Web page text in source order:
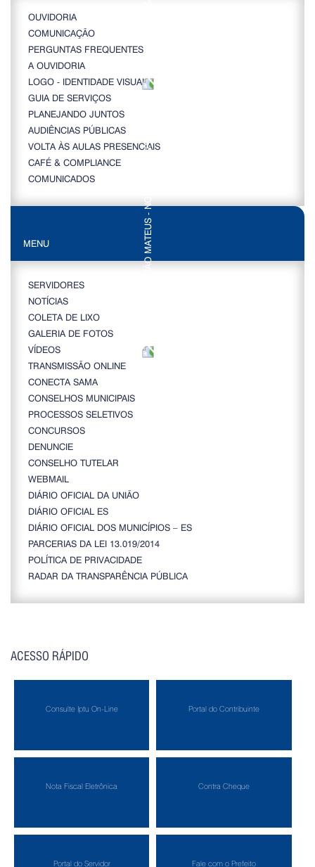
OUVIDORIA
COMUNICAÇÃO
PERGUNTAS FREQUENTES
A OUVIDORIA
LOGO - IDENTIDADE VISUAL
GUIA DE SERVIÇOS
PLANEJANDO JUNTOS
AUDIÊNCIAS PÚBLICAS
VOLTA ÀS AULAS PRESENCIAIS
CAFÉ & COMPLIANCE
COMUNICADOS
MENU
SERVIDORES
NOTÍCIAS
COLETA DE LIXO
GALERIA DE FOTOS
VÍDEOS
TRANSMISSÃO ONLINE
CONECTA SAMA
CONSELHOS MUNICIPAIS
PROCESSOS SELETIVOS
CONCURSOS
DENUNCIE
CONSELHO TUTELAR
WEBMAIL
DIÁRIO OFICIAL DA UNIÃO
DIÁRIO OFICIAL ES
DIÁRIO OFICIAL DOS MUNICÍPIOS – ES
PARCERIAS DA LEI 13.019/2014
POLÍTICA DE PRIVACIDADE
RADAR DA TRANSPARÊNCIA PÚBLICA
ACESSO RÁPIDO
Consulte Iptu On-Line Portal do Contribuinte
Nota Fiscal Eletrônica Contra Cheque
Portal do Servidor Fale com o Prefeito